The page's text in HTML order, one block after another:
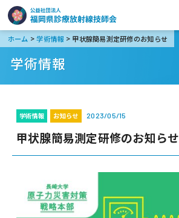
ホーム >学術情報 > 甲状腺簡易測定研修のお知らせ
学術情報
学術情報 お知らせ 2023/05/15
甲状腺簡易測定研修のお知らせ